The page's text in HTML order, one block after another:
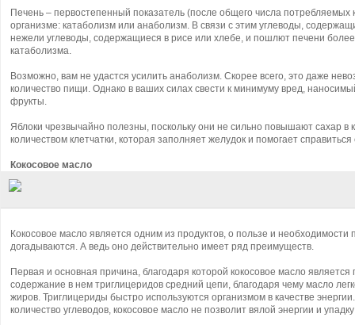
Печень – первостепенный показатель (после общего числа
организме: катаболизм или анаболизм. В связи с этим углеводы,
нежели углеводы, содержащиеся в рисе или хлебе, и пошлют печени
катаболизма.
Возможно, вам не удастся усилить анаболизм. Скорее всего, это даже
количество пищи. Однако в ваших силах свести к минимуму вред,
фрукты.
Яблоки чрезвычайно полезны, поскольку они не сильно повышают сахар
количеством клетчатки, которая заполняет желудок и помогает справиться
Кокосовое масло
Кокосовое масло является одним из продуктов, о пользе и необходимости
догадываются. А ведь оно действительно имеет ряд преимуществ.
Первая и основная причина, благодаря которой кокосовое масло
содержание в нем триглицеридов средний цепи, благодаря чему масло
жиров. Триглицериды быстро используются организмом в качестве
количество углеводов, кокосовое масло не позволит вялой энергии и